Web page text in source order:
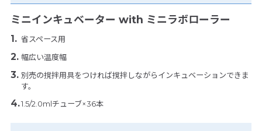
ミニインキュベーター with ミニラボローラー
省スペース用
幅広い温度幅
別売の撹拌用具をつければ撹拌しながらインキュベーションできま
す。
1.5/2.0mlチューブ×36本